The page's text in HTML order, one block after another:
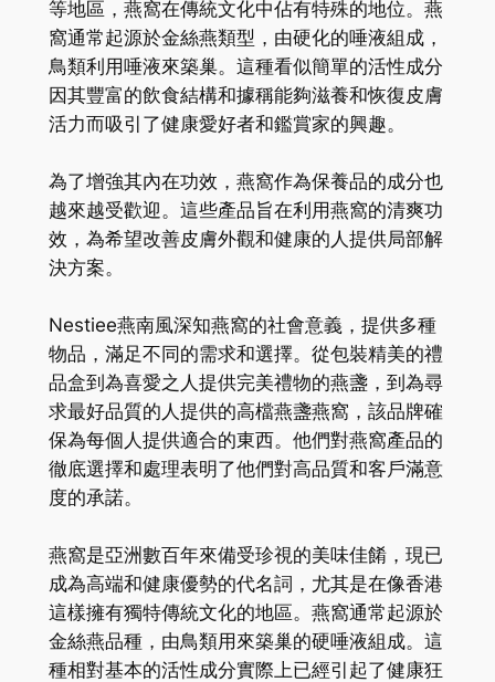
等地區，燕窩在傳統文化中佔有特殊的地位。燕
窩通常起源於金絲燕類型，由硬化的唾液組成，
鳥類利用唾液來築巢。這種看似簡單的活性成分
因其豐富的飲食結構和據稱能夠滋養和恢復皮膚
活力而吸引了健康愛好者和鑑賞家的興趣。
為了增強其內在功效，燕窩作為保養品的成分也
越來越受歡迎。這些產品旨在利用燕窩的清爽功
效，為希望改善皮膚外觀和健康的人提供局部解
決方案。
Nestiee燕南風深知燕窩的社會意義，提供多種
物品，滿足不同的需求和選擇。從包裝精美的禮
品盒到為喜愛之人提供完美禮物的燕盞，到為尋
求最好品質的人提供的高檔燕盞燕窩，該品牌確
保為每個人提供適合的東西。他們對燕窩產品的
徹底選擇和處理表明了他們對高品質和客戶滿意
度的承諾。
燕窩是亞洲數百年來備受珍視的美味佳餚，現已
成為高端和健康優勢的代名詞，尤其是在像香港
這樣擁有獨特傳統文化的地區。燕窩通常起源於
金絲燕品種，由鳥類用來築巢的硬唾液組成。這
種相對基本的活性成分實際上已經引起了健康狂